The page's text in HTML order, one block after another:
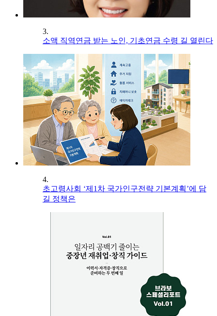
3.
소액 직역연금 받는 노인, 기초연금 수령 길 열린다
4.
초고령사회 ‘제1차 국가인구전략 기본계획’에 담
길 정책은